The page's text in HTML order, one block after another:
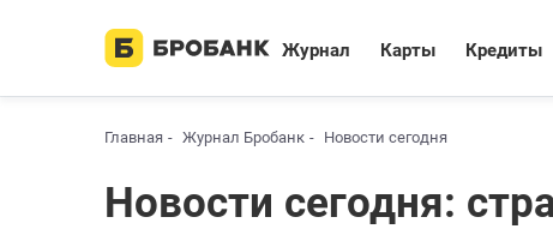
Журнал Карты Кредиты
Главная Журнал Бробанк Новости сегодня
Новости сегодня: